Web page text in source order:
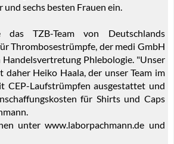
und sechs besten Frauen ein.
das TZB-Team von Deutschlands
Thrombosestrümpfe, der medi GmbH
Handelsvertretung Phlebologie. "Unser
daher Heiko Haala, der unser Team im
CEP-Laufstrümpfen ausgestattet und
für Shirts und Caps
unter www.laborpachmann.de und